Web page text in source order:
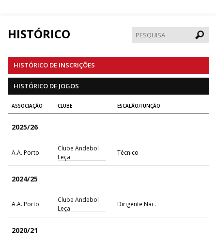
HISTÓRICO
HISTÓRICO DE INSCRIÇÕES
HISTÓRICO DE JOGOS
ASSOCIAÇÃO CLUBE ESCALÃO/FUNÇÃO
2025/26
A.A. Porto
Clube Andebol
Leça
Técnico
2024/25
A.A. Porto
Clube Andebol
Leça
Dirigente Nac.
2020/21